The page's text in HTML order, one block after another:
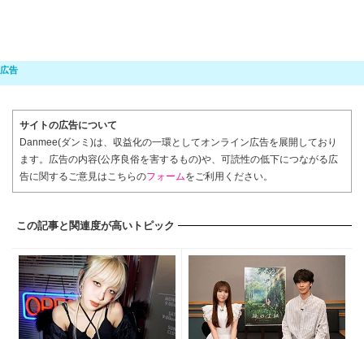
サイトの広告について
Danmee(ダンミ)は、収益化の一環としてオンライン広告を展開しており
ます。広告の内容(公序良俗を害するもの)や、可読性の低下につながる広
告に関するご意見はこちらのフォームをご利用ください。
この記事と関連度が高いトピック